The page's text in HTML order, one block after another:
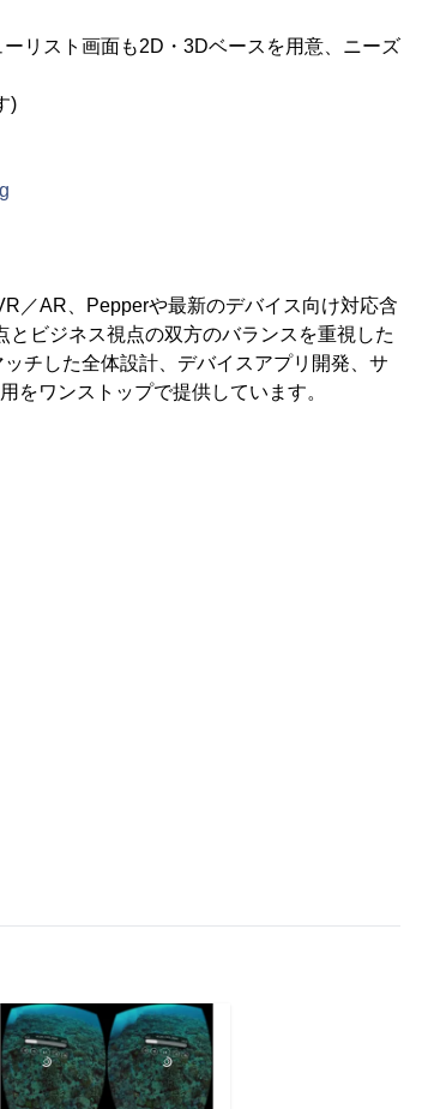
リスト画面も2D・3Dベースを用意、ニーズ
)
／AR、Pepperや最新のデバイス向け対応含
ビジネス視点の双方のバランスを重視した
チした全体設計、デバイスアプリ開発、サ
をワンストップで提供しています。